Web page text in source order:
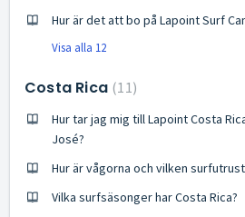
Hur är det att bo på Lapoint Surf
Visa alla 12
Costa Rica 11
Hur tar jag mig till Lapoint Costa
José?
Hur är vågorna och vilken
Vilka surfsäsonger har Costa Rica?